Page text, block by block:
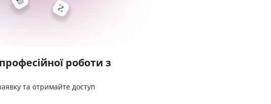
роботи з
та отримайте доступ